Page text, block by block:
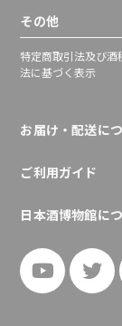
その他
特定商取引法及び酒
法に基づく表示
お届け・配送に
ご利用ガイド
日本酒博物館に